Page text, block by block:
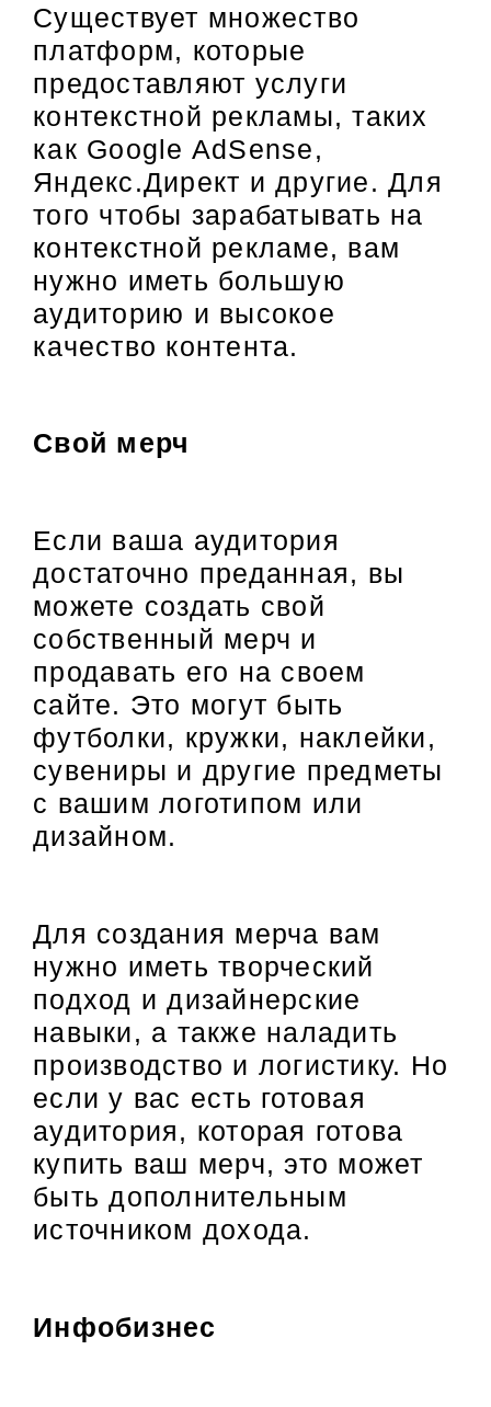
Существует множество
платформ, которые
предоставляют услуги
контекстной рекламы, таких
как Google AdSense,
Яндекс.Директ и другие. Для
того чтобы зарабатывать на
контекстной рекламе, вам
нужно иметь большую
аудиторию и высокое
качество контента.
Свой мерч
Если ваша аудитория
достаточно преданная, вы
можете создать свой
собственный мерч и
продавать его на своем
сайте. Это могут быть
футболки, кружки, наклейки,
сувениры и другие предметы
с вашим логотипом или
дизайном.
Для создания мерча вам
нужно иметь творческий
подход и дизайнерские
навыки, а также наладить
производство и логистику. Но
если у вас есть готовая
аудитория, которая готова
купить ваш мерч, это может
быть дополнительным
источником дохода.
Инфобизнес